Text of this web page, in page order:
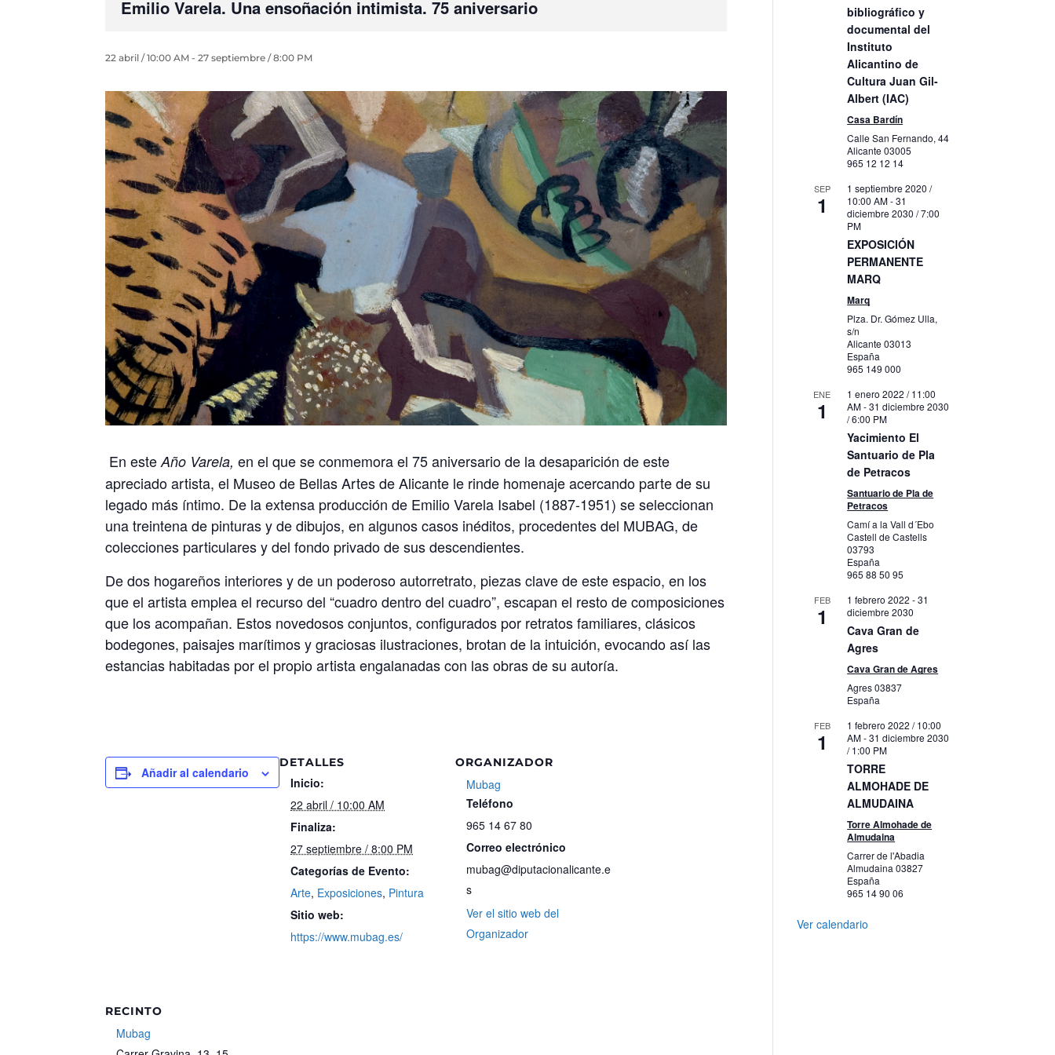
Emilio Varela. Una ensoñación intimista. 75 aniversario
22 abril / 10:00 AM -27 septiembre / 8:00 PM
En esteAño Varela,en el que se conmemora el 75 aniversario de la desaparición de este
apreciado artista, el Museo de Bellas Artes de Alicante le rinde homenaje acercando parte de su
legado más íntimo. De la extensa producción de Emilio Varela Isabel (1887-1951) se seleccionan
una treintena de pinturas y de dibujos, en algunos casos inéditos, procedentes del MUBAG, de
colecciones particulares y del fondo privado de sus descendientes.
De dos hogareños interiores y de un poderoso autorretrato, piezas clave de este espacio, en los
que el artista emplea el recurso del “cuadro dentro del cuadro”, escapan el resto de composiciones
que los acompañan. Estos novedosos conjuntos, configurados por retratos familiares, clásicos
bodegones, paisajes marítimos y graciosas ilustraciones, brotan de la intuición, evocando así las
estancias habitadas por el propio artista engalanadas con las obras de su autoría.
Añadir al calendario
DETALLES
Inicio:
22 abril / 10:00 AM
Finaliza:
27 septiembre / 8:00 PM
Categorías de Evento:
Arte, Exposiciones, Pintura
Sitio web:
https://www.mubag.es/
ORGANIZADOR
Mubag
Teléfono
965 14 67 80
Correo electrónico
mubag@diputacionalicante.e
s
Ver el sitio web del
Organizador
RECINTO
Mubag
bibliográfico y
documental del
Instituto
Alicantino de
Cultura Juan Gil-
Albert (IAC)
Casa Bardín
Calle San Fernando, 44
Alicante03005
965 12 12 14
SEP
1
1 septiembre 2020 /
10:00 AM-31
diciembre 2030 / 7:00
PM
EXPOSICIÓN
PERMANENTE
MARQ
Marq
Plza. Dr. Gómez Ulla,
s/n
Alicante03013
España
965 149 000
ENE
1
1 enero 2022 / 11:00
AM-31 diciembre 2030
/ 6:00 PM
Yacimiento El
Santuario de Pla
de Petracos
Santuario de Pla de
Petracos
Camí a la Vall d´Ebo
Castell de Castells
03793
España
965 88 50 95
FEB
1
1 febrero 2022 -31
diciembre 2030
Cava Gran de
Agres
Cava Gran de Agres
Agres03837
España
FEB
1
1 febrero 2022 / 10:00
AM-31 diciembre 2030
/ 1:00 PM
TORRE
ALMOHADE DE
ALMUDAINA
Torre Almohade de
Almudaina
Carrer de l'Abadia
Almudaina03827
España
965 14 90 06
Ver calendario